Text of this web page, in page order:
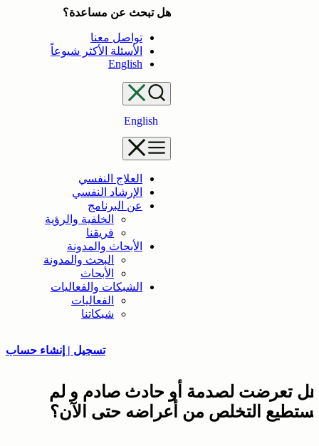
هل تبحث عن مساعدة؟
تواصل معنا
الأسئلة الأكثر شيوعاً
English
English
العلاج النفسي
الإرشاد النفسي
عن البرنامج
الخلفية والرؤية
فريقنا
الأبحاث والمدونة
البحث والمدونة
الأبحاث
الشبكات والفعاليات
الفعاليات
شبكاتنا
تسجيل | إنشاء حساب
هل تعرضت لصدمة أو حادث صادم و لم
تستطيع التخلص من أعراضه حتى الآن؟